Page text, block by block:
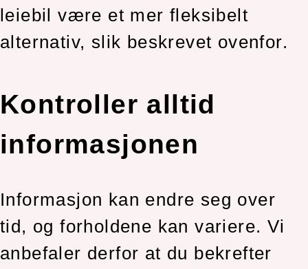
leiebil være et mer fleksibelt
alternativ, slik beskrevet ovenfor.
Kontroller alltid
informasjonen
Informasjon kan endre seg over
tid, og forholdene kan variere. Vi
anbefaler derfor at du bekrefter